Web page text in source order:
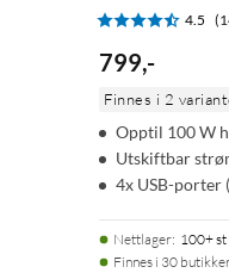
4.5
799,-
Finnes i 2
Opptil 100 W
Utskiftbar
4x USB-porter
Nettlager: 100+ st
Finnes i 30